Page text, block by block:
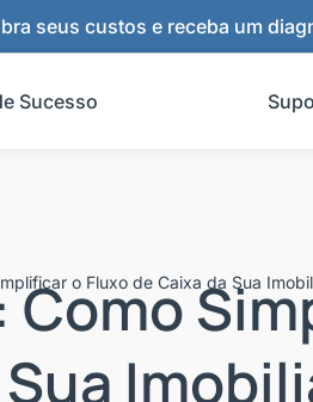
seus custos e receba um
Sucesso
o Fluxo de Caixa da Sua
Como